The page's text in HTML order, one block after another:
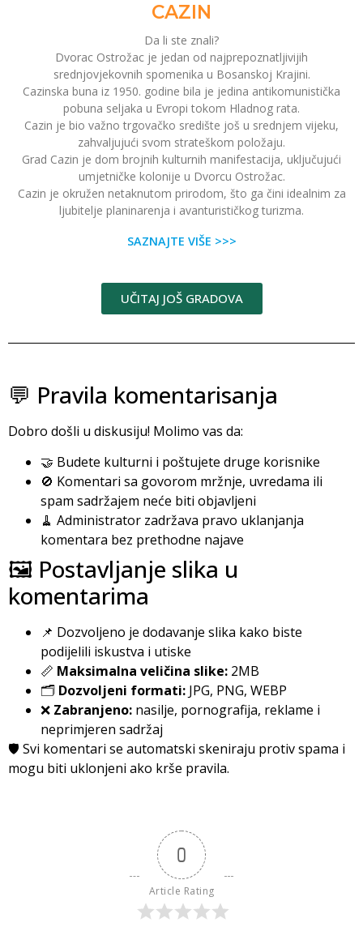
CAZIN
Da li ste znali?
Dvorac Ostrožac je jedan od najprepoznatljivijih
srednjovjekovnih spomenika u Bosanskoj Krajini.
Cazinska buna iz 1950. godine bila je jedina antikomunistička
pobuna seljaka u Evropi tokom Hladnog rata.
Cazin je bio važno trgovačko središte još u srednjem vijeku,
zahvaljujući svom strateškom položaju.
Grad Cazin je dom brojnih kulturnih manifestacija, uključujući
umjetničke kolonije u Dvorcu Ostrožac.
Cazin je okružen netaknutom prirodom, što ga čini idealnim za
ljubitelje planinarenja i avanturističkog turizma.
SAZNAJTE VIŠE >>>
UČITAJ JOŠ GRADOVA
💬 Pravila komentarisanja
Dobro došli u diskusiju! Molimo vas da:
🤝 Budete kulturni i poštujete druge korisnike
🚫 Komentari sa govorom mržnje, uvredama ili
spam sadržajem neće biti objavljeni
🧹 Administrator zadržava pravo uklanjanja
komentara bez prethodne najave
🖼️ Postavljanje slika u
komentarima
📌 Dozvoljeno je dodavanje slika kako biste
podijelili iskustva i utiske
📏 Maksimalna veličina slike: 2MB
🗂️ Dozvoljeni formati: JPG, PNG, WEBP
❌ Zabranjeno: nasilje, pornografija, reklame i
neprimjeren sadržaj
🛡️ Svi komentari se automatski skeniraju protiv spama i
mogu biti uklonjeni ako krše pravila.
0
Article Rating